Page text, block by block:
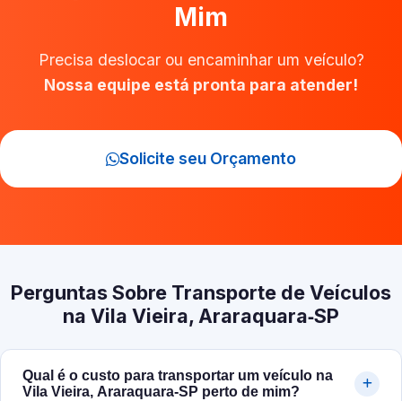
Mim
Precisa deslocar ou encaminhar um veículo?
Nossa equipe está pronta para atender!
Solicite seu Orçamento
Perguntas Sobre Transporte de Veículos
na Vila Vieira, Araraquara‑SP
Qual é o custo para transportar um veículo na
Vila Vieira, Araraquara‑SP perto de mim?